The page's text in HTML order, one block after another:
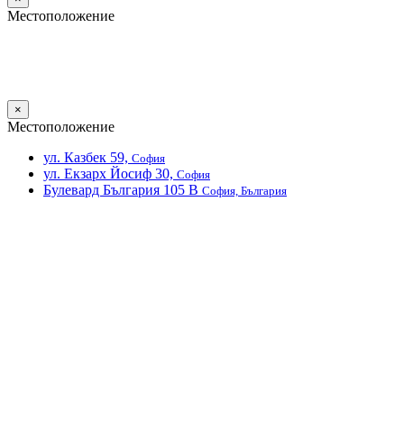
Местоположение
×
Местоположение
ул. Казбек 59, София
ул. Екзарх Йосиф 30, София
Булевард България 105 В София, България